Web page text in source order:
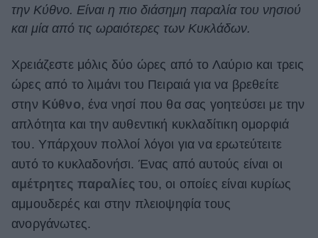
Deco
Cooking
Αφιερώματα
ΒΟΞ
Χωρίς Ταμπέλες
την Κύθνο. Είναι η πιο διάσημη παραλία του νησιού
και μία από τις ωραιότερες των Κυκλάδων.
Χρειάζεστε μόλις δύο ώρες από το Λαύριο και τρεις
ώρες από το λιμάνι του Πειραιά για να βρεθείτε
στην Κύθνο, ένα νησί που θα σας γοητεύσει με την
απλότητα και την αυθεντική κυκλαδίτικη ομορφιά
του. Υπάρχουν πολλοί λόγοι για να ερωτεύτειτε
αυτό το κυκλαδονήσι. Ένας από αυτούς είναι οι
αμέτρητες παραλίες του, οι οποίες είναι κυρίως
αμμουδερές και στην πλειοψηφία τους
ανοργάνωτες.